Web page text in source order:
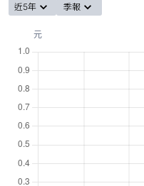
近5年 季報